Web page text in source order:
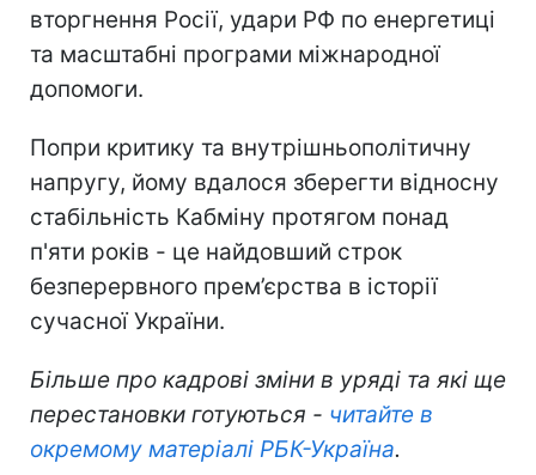
вторгнення Росії, удари РФ по енергетиці
та масштабні програми міжнародної
допомоги.
Попри критику та внутрішньополітичну
напругу, йому вдалося зберегти відносну
стабільність Кабміну протягом понад
п'яти років - це найдовший строк
безперервного прем’єрства в історії
сучасної України.
Більше про кадрові зміни в уряді та які ще
перестановки готуються - читайте в
окремому матеріалі РБК-Україна.